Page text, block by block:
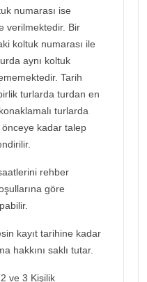
numarası ise
verilmektedir. Bir
koltuk numarası ile
aynı koltuk
Tarih
turlarda turdan en
turlarda
kadar talep
rehber
göre
kayıt tarihine kadar
hakkını saklı tutar.
ve 3 Kişilik